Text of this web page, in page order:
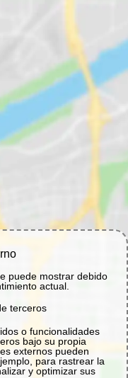
puede mostrar debido
actual.
terceros
o funcionalidades
bajo su propia
externos pueden
para rastrear la
y optimizar sus